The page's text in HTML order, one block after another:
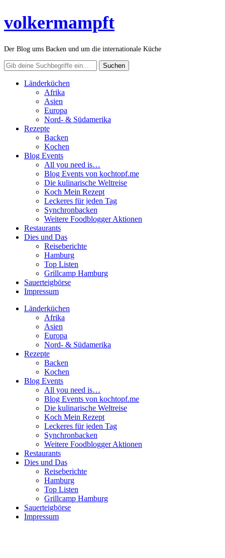
volkermampft
Der Blog ums Backen und um die internationale Küche
Länderküchen
Afrika
Asien
Europa
Nord- & Südamerika
Rezepte
Backen
Kochen
Blog Events
All you need is…
Blog Events von kochtopf.me
Die kulinarische Weltreise
Koch Mein Rezept
Leckeres für jeden Tag
Synchronbacken
Weitere Foodblogger Aktionen
Restaurants
Dies und Das
Reiseberichte
Hamburg
Top Listen
Grillcamp Hamburg
Sauerteigbörse
Impressum
Länderküchen
Afrika
Asien
Europa
Nord- & Südamerika
Rezepte
Backen
Kochen
Blog Events
All you need is…
Blog Events von kochtopf.me
Die kulinarische Weltreise
Koch Mein Rezept
Leckeres für jeden Tag
Synchronbacken
Weitere Foodblogger Aktionen
Restaurants
Dies und Das
Reiseberichte
Hamburg
Top Listen
Grillcamp Hamburg
Sauerteigbörse
Impressum